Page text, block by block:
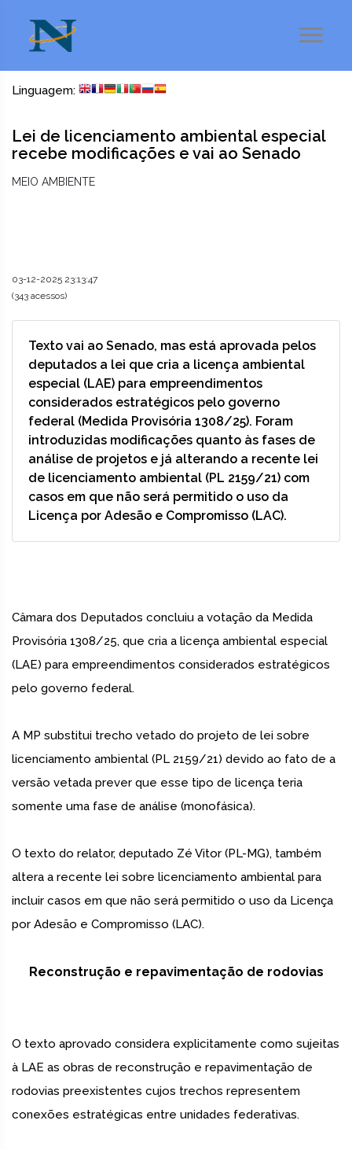
Linguagem:
Lei de licenciamento ambiental especial
recebe modificações e vai ao Senado
MEIO AMBIENTE
03-12-2025 23:13:47
(343 acessos)
Texto vai ao Senado, mas está aprovada pelos
deputados a lei que cria a licença ambiental
especial (LAE) para empreendimentos
considerados estratégicos pelo governo
federal (Medida Provisória 1308/25). Foram
introduzidas modificações quanto às fases de
análise de projetos e já alterando a recente lei
de licenciamento ambiental (PL 2159/21) com
casos em que não será permitido o uso da
Licença por Adesão e Compromisso (LAC).
Câmara dos Deputados concluiu a votação da Medida
Provisória 1308/25, que cria a licença ambiental especial
(LAE) para empreendimentos considerados estratégicos
pelo governo federal.
A MP substitui trecho vetado do projeto de lei sobre
licenciamento ambiental (PL 2159/21) devido ao fato de a
versão vetada prever que esse tipo de licença teria
somente uma fase de análise (monofásica).
O texto do relator, deputado Zé Vitor (PL-MG), também
altera a recente lei sobre licenciamento ambiental para
incluir casos em que não será permitido o uso da Licença
por Adesão e Compromisso (LAC).
Reconstrução e repavimentação de rodovias
O texto aprovado considera explicitamente como sujeitas
à LAE as obras de reconstrução e repavimentação de
rodovias preexistentes cujos trechos representem
conexões estratégicas entre unidades federativas.